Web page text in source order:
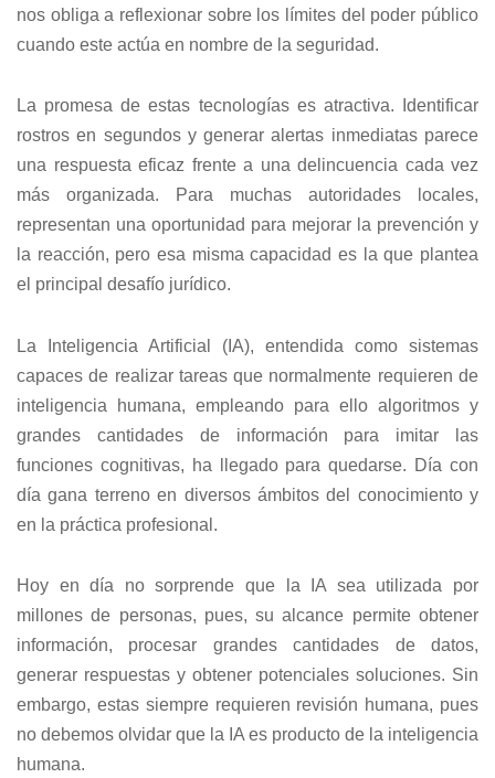
nos obliga a reflexionar sobre los límites del poder público
cuando este actúa en nombre de la seguridad.
La promesa de estas tecnologías es atractiva. Identificar
rostros en segundos y generar alertas inmediatas parece
una respuesta eficaz frente a una delincuencia cada vez
más organizada. Para muchas autoridades locales,
representan una oportunidad para mejorar la prevención y
la reacción, pero esa misma capacidad es la que plantea
el principal desafío jurídico.
La Inteligencia Artificial (IA), entendida como sistemas
capaces de realizar tareas que normalmente requieren de
inteligencia humana, empleando para ello algoritmos y
grandes cantidades de información para imitar las
funciones cognitivas, ha llegado para quedarse. Día con
día gana terreno en diversos ámbitos del conocimiento y
en la práctica profesional.
Hoy en día no sorprende que la IA sea utilizada por
millones de personas, pues, su alcance permite obtener
información, procesar grandes cantidades de datos,
generar respuestas y obtener potenciales soluciones. Sin
embargo, estas siempre requieren revisión humana, pues
no debemos olvidar que la IA es producto de la inteligencia
humana.